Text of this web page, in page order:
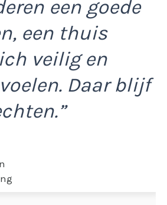
een goede
een thuis
veilig en
Daar blijf